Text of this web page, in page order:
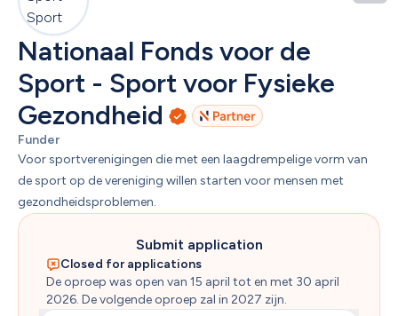
Nationaal Fonds voor de
Sport - Sport voor Fysieke
Gezondheid
Funder
Voor sportverenigingen die met een laagdrempelige vorm van
de sport op de vereniging willen starten voor mensen met
gezondheidsproblemen.
Submit application
Closed for applications
De oproep was open van 15 april tot en met 30 april
2026. De volgende oproep zal in 2027 zijn.